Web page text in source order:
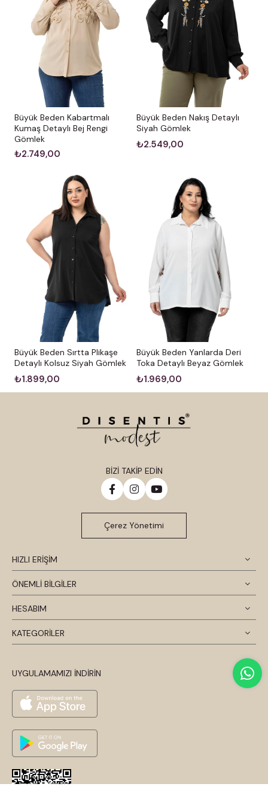
Büyük Beden Kabartmalı
Kumaş Detaylı Bej Rengi
Gömlek
₺2.749,00
Büyük Beden Nakış Detaylı
Siyah Gömlek
₺2.549,00
Büyük Beden Sırtta Plikaşe
Detaylı Kolsuz Siyah Gömlek
₺1.899,00
Büyük Beden Yanlarda Deri
Toka Detaylı Beyaz Gömlek
₺1.969,00
HIZLI ERİŞİM
ÖNEMLİ BİLGİLER
HESABIM
KATEGORİLER
UYGULAMAMIZI İNDİRİN
BİZİ TAKİP EDİN
Çerez Yönetimi